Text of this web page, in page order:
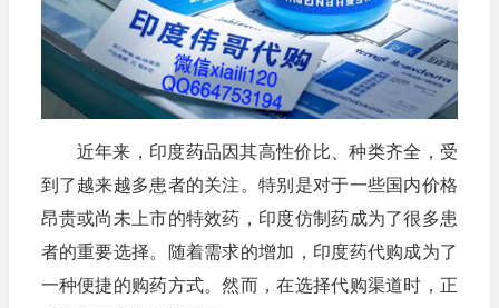
近年来，印度药品因其高性价比、种类齐全，受
到了越来越多患者的关注。特别是对于一些国内价格
昂贵或尚未上市的特效药，印度仿制药成为了很多患
者的重要选择。随着需求的增加，印度药代购成为了
一种便捷的购药方式。然而，在选择代购渠道时，正